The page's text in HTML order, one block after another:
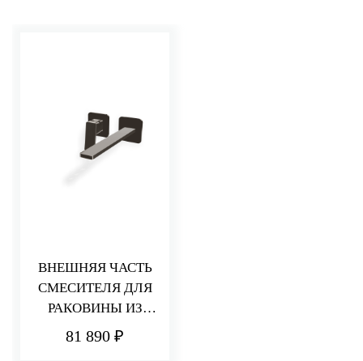
ВНЕШНЯЯ ЧАСТЬ
СМЕСИТЕЛЯ ДЛЯ
РАКОВИНЫ ИЗ
СТЕНЫ 235 ММ
81 890 ₽